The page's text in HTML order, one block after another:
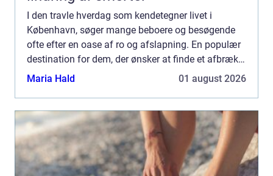
I den travle hverdag som kendetegner livet i
København, søger mange beboere og besøgende
ofte efter en oase af ro og afslapning. En populær
destination for dem, der ønsker at finde et afbræk
fra byens stress, e...
Maria Hald 01 august 2026